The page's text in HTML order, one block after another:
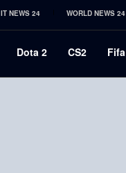
IT NEWS 24 WORLD NEWS 24
Dota 2 CS2 Fifa